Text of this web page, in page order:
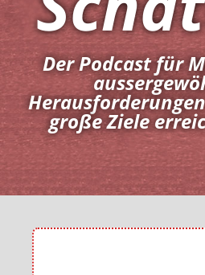
Der Podcast für
große Ziele